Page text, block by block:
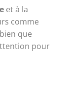
et à la
comme
que
pour